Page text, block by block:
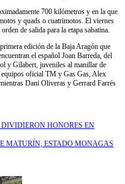
700 kilómetros y en la que
y quads o cuatrimotos. El viernes
de salida para la etapa sabatina.
edición de la Baja Aragón que
el español Joan Barreda, del
y Gilabert, juveniles al manillar de
equipos oficial TM y Gas Gas, Alex
Dani Oliveras y Gerrard Farrés
HONORES EN
MATURÍN, ESTADO MONAGAS